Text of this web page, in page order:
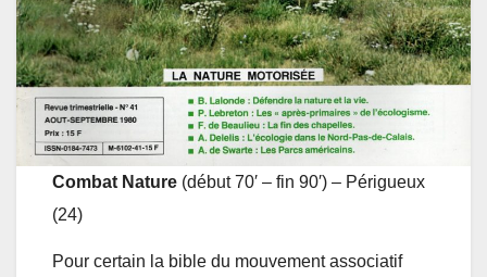
Combat Nature (début 70′ – fin 90′) – Périgueux
(24)
Pour certain la bible du mouvement associatif